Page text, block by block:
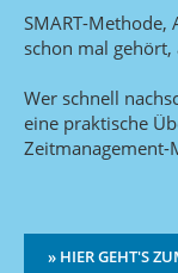
SMART-Methode,
schon mal gehört,
Wer schnell
eine praktische
Zeitmanagement-
» HIER GEHT'S